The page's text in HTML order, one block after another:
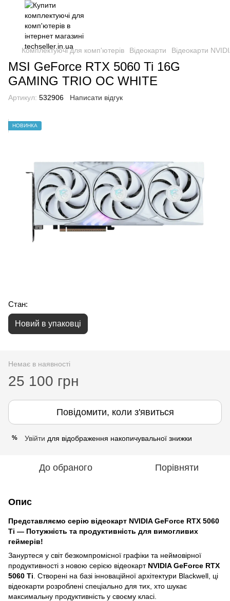
Комплектуючі для комп'ютерів Відеокарти Відеокарти
MSI GeForce RTX 5060 Ti 16G
GAMING TRIO OC WHITE
Артикул: 532906 Написати відгук
НОВИНКА
Стан:
Новий в упаковці
Немає в наявності
25 100 грн
Повідомити, коли з'явиться
% Увійти для відображення накопичувальної знижки
До обраного Порівняти
Опис
Представляємо серію відеокарт NVIDIA GeForce RTX 5060
Ti — Потужність та продуктивність для вимогливих
геймерів!
Зануртеся у світ безкомпромісної графіки та неймовірної
продуктивності з новою серією відеокарт NVIDIA GeForce RTX
5060 Ti . Створені на базі інноваційної архітектури Blackwell, ці
відеокарти розроблені спеціально для тих, хто шукає
максимальну продуктивність у своєму класі.